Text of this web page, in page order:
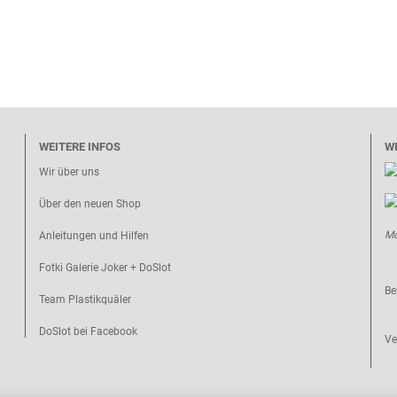
WEITERE INFOS
Wir über uns
Über den neuen Shop
Anleitungen und Hilfen
Fotki Galerie Joker + DoSlot
Team Plastikquäler
DoSlot bei Facebook